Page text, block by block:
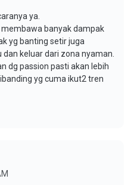
ya.
banyak dampak
yg banting setir juga
keluar dari zona nyaman.
dg passion pasti akan lebih
yg cuma ikut2 tren